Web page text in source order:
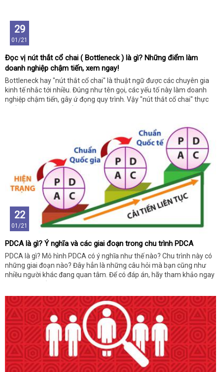
29
01/21
Đọc vị nút thắt cổ chai ( Bottleneck ) là gì? Những điểm làm
doanh nghiệp chậm tiến, xem ngay!
Bottleneck hay "nút thắt cổ chai" là thuật ngữ được các chuyên gia
kinh tế nhắc tới nhiều. Đúng như tên gọi, các yếu tố này làm doanh
nghiệp chậm tiến, gây ứ đọng quy trình. Vậy "nút thắt cổ chai" thực
22
01/21
PDCA là gì? Ý nghĩa và các giai đoạn trong chu trình PDCA
PDCA là gì? Mô hình PDCA có ý nghĩa như thế nào? Chu trình này có
những giai đoạn nào? Đây hẳn là những câu hỏi mà bạn cũng như
nhiều người khác đang quan tâm. Để có đáp án, hãy tham khảo ngay